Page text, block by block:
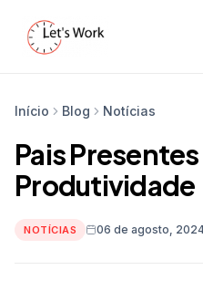
Início Blog Notícias
Pais
Produtividade
NOTÍCIAS 06 de agosto,